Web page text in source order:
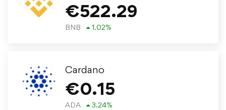
€522.29
BNB 1.02%
Cardano
€0.15
ADA 3.24%